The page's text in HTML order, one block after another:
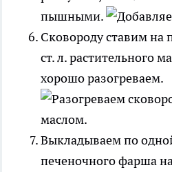
пышными.
Сковороду ставим на
ст. л. растительного
хорошо разогреваем.
Выкладываем по
печеночного фарша